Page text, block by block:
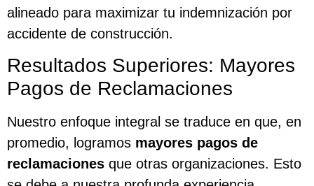
alineado para maximizar tu indemnización por
accidente de construcción.
Resultados Superiores: Mayores
Pagos de Reclamaciones
Nuestro enfoque integral se traduce en que, en
promedio, logramos mayores pagos de
reclamaciones que otras organizaciones. Esto